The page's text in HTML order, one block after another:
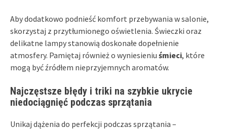
Aby dodatkowo podnieść komfort przebywania w salonie,
skorzystaj z przytłumionego oświetlenia. Świeczki oraz
delikatne lampy stanowią doskonałe dopełnienie
atmosfery. Pamiętaj również o wyniesieniu śmieci, które
mogą być źródłem nieprzyjemnych aromatów.
Najczęstsze błędy i triki na szybkie ukrycie
niedociągnięć podczas sprzątania
Unikaj dążenia do perfekcji podczas sprzątania –